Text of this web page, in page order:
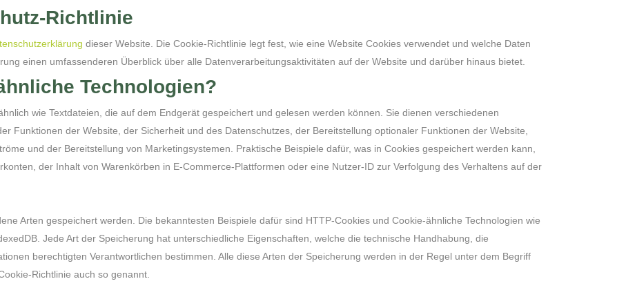
Richtlinie
dieser Website. Die Cookie-Richtlinie legt fest, wie eine Website Cookies verwendet und welche Daten
einen umfassenderen Überblick über alle Datenverarbeitungsaktivitäten auf der Website und darüber hinaus bietet.
Technologien?
wie Textdateien, die auf dem Endgerät gespeichert und gelesen werden können. Sie dienen verschiedenen
Funktionen der Website, der Sicherheit und des Datenschutzes, der Bereitstellung optionaler Funktionen der Website,
und der Bereitstellung von Marketingsystemen. Praktische Beispiele dafür, was in Cookies gespeichert werden kann,
der Inhalt von Warenkörben in E-Commerce-Plattformen oder eine Nutzer-ID zur Verfolgung des Verhaltens auf der
Arten gespeichert werden. Die bekanntesten Beispiele dafür sind HTTP-Cookies und Cookie-ähnliche Technologien wie
Jede Art der Speicherung hat unterschiedliche Eigenschaften, welche die technische Handhabung, die
berechtigten Verantwortlichen bestimmen. Alle diese Arten der Speicherung werden in der Regel unter dem Begriff
Richtlinie auch so genannt.